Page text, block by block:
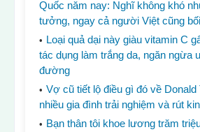
Quốc năm nay: Nghĩ không khó
tưởng, ngay cả người Việt cũng
Loại quả dại này giàu vitamin C
tác dụng làm trắng da, ngăn ngừa
đường
Vợ cũ tiết lộ điều gì đó về Donald
nhiều gia đình trải nghiệm và rút
Bạn thân tôi khoe lương trăm